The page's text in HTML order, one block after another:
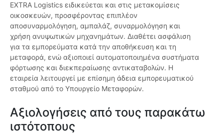
EXTRA Logistics ειδικεύεται και στις μετακομίσεις
οικοσκευών, προσφέροντας επιπλέον
αποσυναρμολόγηση, αμπαλάζ, συναρμολόγηση και
χρήση ανυψωτικών μηχανημάτων. Διαθέτει ασφάλιση
για τα εμπορεύματα κατά την αποθήκευση και τη
μεταφορά, ενώ αξιοποιεί αυτοματοποιημένα συστήματα
φόρτωσης και διεκπεραίωσης αντικαταβολών. Η
εταιρεία λειτουργεί με επίσημη άδεια εμπορευματικού
σταθμού από το Υπουργείο Μεταφορών.
Αξιολογήσεις από τους παρακάτω
ιστότοπους